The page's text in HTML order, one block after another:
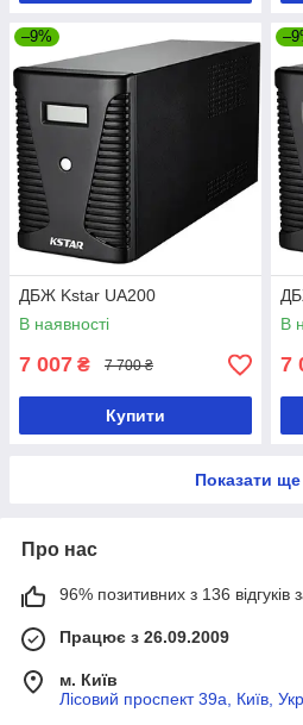
–9%
ДБЖ Kstar UA200
В наявності
7 007 ₴ 7 700 ₴
Купити
В
7
Показати ще
Про нас
96% позитивних з 136 відгуків
Працює з 26.09.2009
м. Київ
Лісовий проспект 39а, Київ,